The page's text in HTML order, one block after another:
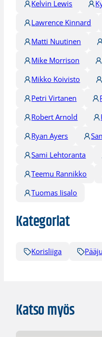
Kelvin Lewis
Lawrence Kinnard
Matti Nuutinen
Mike Morrison
Mikko Koivisto
Petri Virtanen
Robert Arnold
Ryan Ayers
Sami Lehtoranta
Teemu Rannikko
Tuomas Iisalo
Kategoriat
Korisliiga
Katso myös